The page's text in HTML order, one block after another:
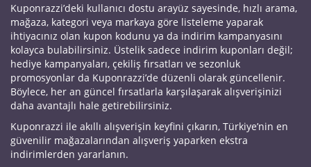
Kuponrazzi’deki kullanıcı dostu arayüz sayesinde, hızlı arama,
mağaza, kategori veya markaya göre listeleme yaparak
ihtiyacınız olan kupon kodunu ya da indirim kampanyasını
kolayca bulabilirsiniz. Üstelik sadece indirim kuponları değil;
hediye kampanyaları, çekiliş fırsatları ve sezonluk
promosyonlar da Kuponrazzi’de düzenli olarak güncellenir.
Böylece, her an güncel fırsatlarla karşılaşarak alışverişinizi
daha avantajlı hale getirebilirsiniz.
Kuponrazzi ile akıllı alışverişin keyfini çıkarın, Türkiye’nin en
güvenilir mağazalarından alışveriş yaparken ekstra
indirimlerden yararlanın.